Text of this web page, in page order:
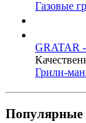
Газовые
Грили-
Популярные